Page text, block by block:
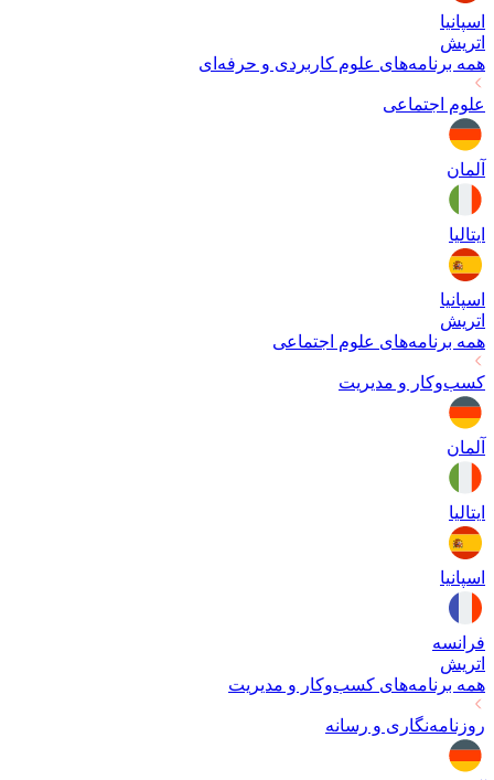
اسپانیا
اتریش
همه برنامه‌های علوم کاربردی و حرفه‌ای
علوم اجتماعی
آلمان
ایتالیا
اسپانیا
اتریش
همه برنامه‌های علوم اجتماعی
کسب‌وکار و مدیریت
آلمان
ایتالیا
اسپانیا
فرانسه
اتریش
همه برنامه‌های کسب‌وکار و مدیریت
روزنامه‌نگاری و رسانه